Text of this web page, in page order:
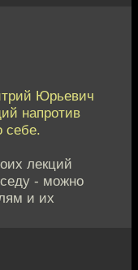
Юрьевич
напротив
себе.
лекций
- можно
и их